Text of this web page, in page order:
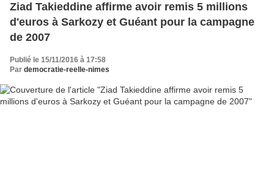
Ziad Takieddine affirme avoir remis 5 millions
d'euros à Sarkozy et Guéant pour la campagne
de 2007
Publié le 15/11/2016 à 17:58
Par democratie-reelle-nimes